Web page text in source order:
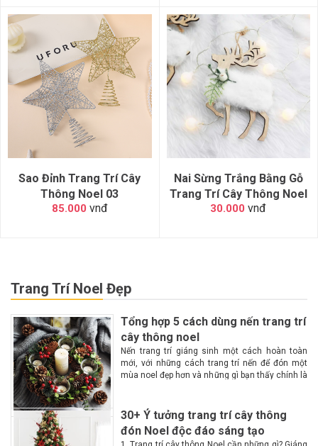
Sao Đỉnh Trang Trí Cây
Thông Noel 03
85.000 vnđ
Nai Sừng Trắng Bằng Gỗ
Trang Trí Cây Thông Noel
30.000 vnđ
Trang Trí Noel Đẹp
Tổng hợp 5 cách dùng nến trang trí
cây thông noel
Nến trang trí giáng sinh một cách hoàn toàn
mới, với những cách trang trí nến để đón một
mùa noel đẹp hơn và những gì bạn thấy chính là
30+ Ý tưởng trang trí cây thông
đón Noel độc đáo sáng tạo